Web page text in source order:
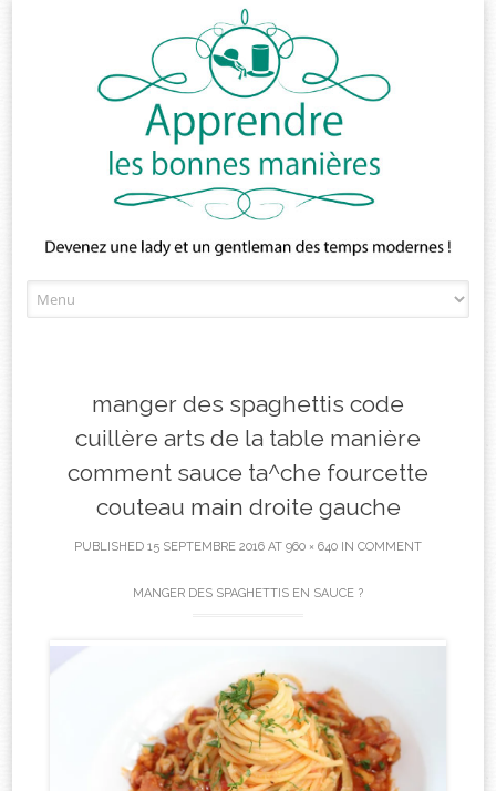
to
manger des spaghettis code
cuillère arts de la table manière
comment sauce ta^che fourcette
couteau main droite gauche
PUBLISHED 15 SEPTEMBRE 2016 AT 960 × 640 IN COMMENT
MANGER DES SPAGHETTIS EN SAUCE ?